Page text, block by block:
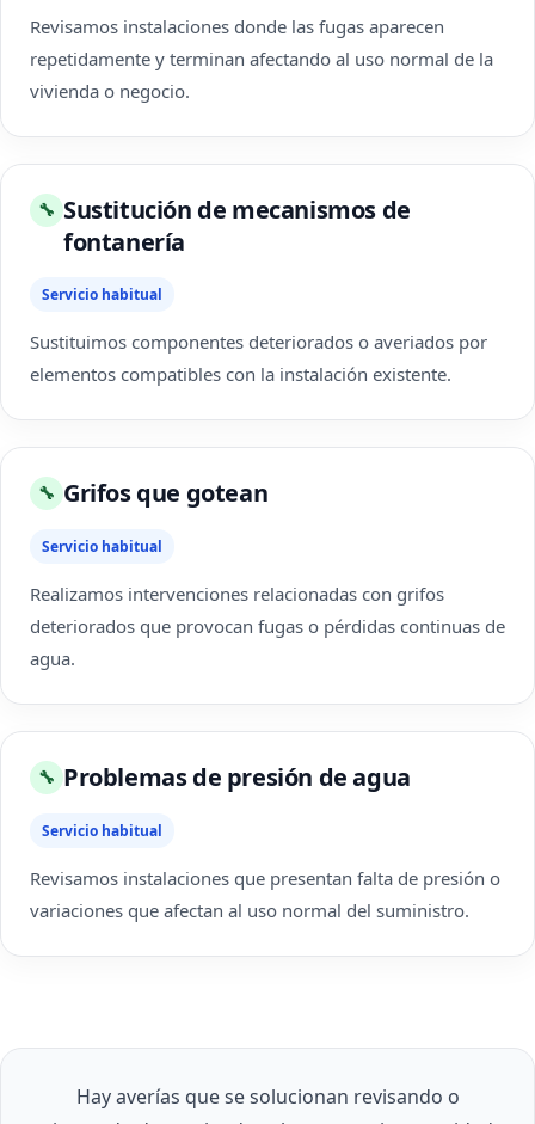
Revisamos instalaciones donde las fugas aparecen
repetidamente y terminan afectando al uso normal de la
vivienda o negocio.
🔧 Sustitución de mecanismos de
fontanería
Servicio habitual
Sustituimos componentes deteriorados o averiados por
elementos compatibles con la instalación existente.
🔧 Grifos que gotean
Servicio habitual
Realizamos intervenciones relacionadas con grifos
deteriorados que provocan fugas o pérdidas continuas de
agua.
🔧 Problemas de presión de agua
Servicio habitual
Revisamos instalaciones que presentan falta de presión o
variaciones que afectan al uso normal del suministro.
Hay averías que se solucionan revisando o